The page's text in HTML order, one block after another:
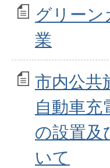
グリーン
業
市内公共
自動車充
の設置及
いて